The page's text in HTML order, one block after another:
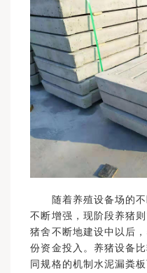
随着养殖设备场的不
不断增强，现阶段养猪
猪舍不断地建设中以后
份资金投入。养猪设备
同规格的机制水泥漏粪